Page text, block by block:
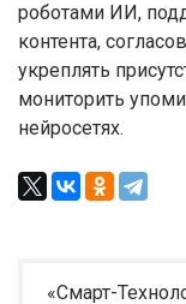
роботами ИИ,
контента,
укреплять
мониторить
нейросетях.
«Смарт-